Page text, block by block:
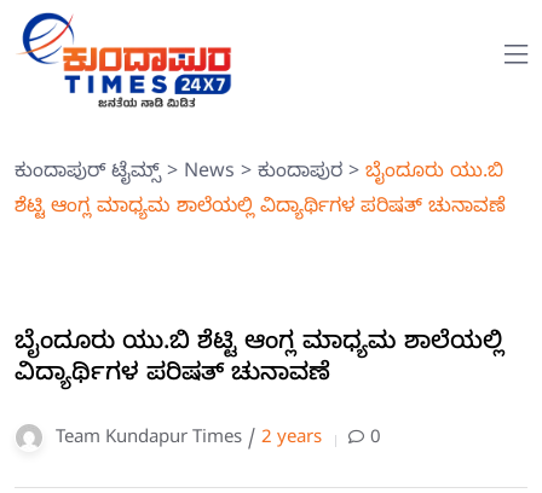
ಕುಂದಾಪುರ್ ಟೈಮ್ಸ್> News > ಕುಂದಾಪುರ > ಬೈಂದೂರು ಯು.ಬಿ
ಶೆಟ್ಟಿ ಆಂಗ್ಲ ಮಾಧ್ಯಮ ಶಾಲೆಯಲ್ಲಿ ವಿದ್ಯಾರ್ಥಿಗಳ ಪರಿಷತ್ ಚುನಾವಣೆ
ಬೈಂದೂರು ಯು.ಬಿ ಶೆಟ್ಟಿ ಆಂಗ್ಲ ಮಾಧ್ಯಮ ಶಾಲೆಯಲ್ಲಿ
ವಿದ್ಯಾರ್ಥಿಗಳ ಪರಿಷತ್ ಚುನಾವಣೆ
Team Kundapur Times / 2 years 0